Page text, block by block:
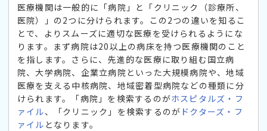
医療機関は一般的に「病院」と「クリニック（診療所、
医院）」の2つに分けられます。この2つの違いを知るこ
とで、よりスムーズに適切な医療を受けられるようにな
ります。まず病院は20以上の病床を持つ医療機関のこと
を指します。さらに、先進的な医療に取り組む国立病
院、大学病院、企業立病院といった大規模病院や、地域
医療を支える中核病院、地域密着型病院などの種類に分
けられます。「病院」を検索するのがホスピタルズ・フ
ァイル、「クリニック」を検索するのが ドクターズ・フ
ァイル となります。